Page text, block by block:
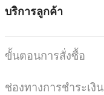
บริการลูกค้า
ขั้นตอนการสั่งซื้อ
ช่องทางการชำระเงิน